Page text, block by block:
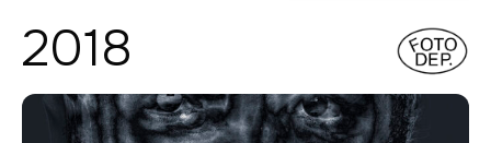
2018